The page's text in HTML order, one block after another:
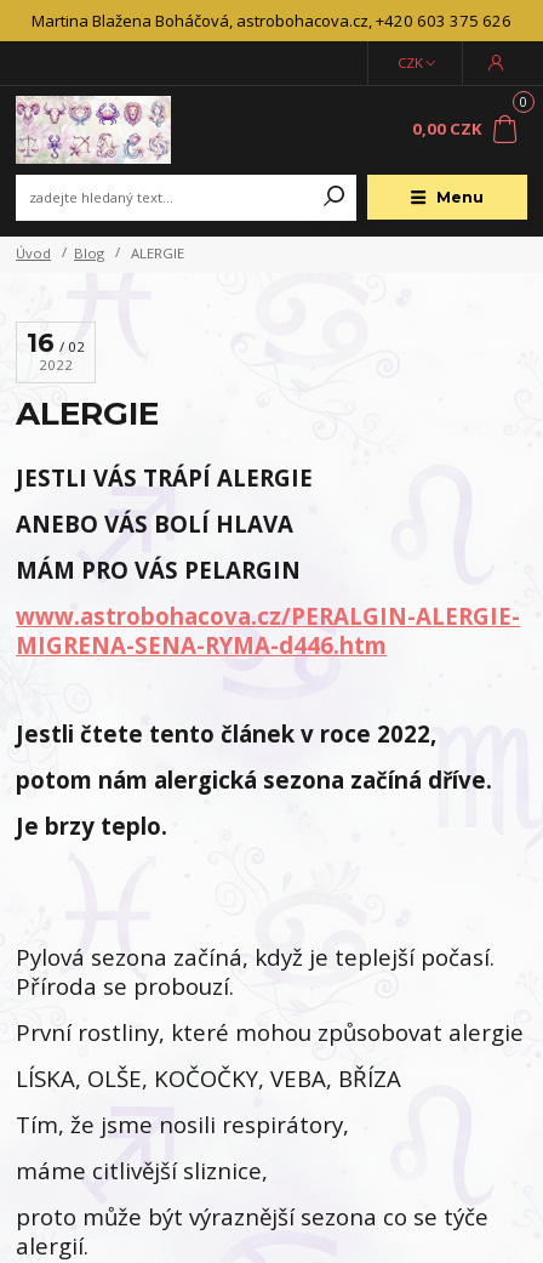
Martina Blažena Boháčová, astrobohacova.cz, +420 603 375 626
Menu
CZK
0
0,00 CZK
Úvod Blog ALERGIE
16
02
2022
ALERGIE
JESTLI VÁS TRÁPÍ ALERGIE
ANEBO VÁS BOLÍ HLAVA
MÁM PRO VÁS PELARGIN
www.astrobohacova.cz/PERALGIN-ALERGIE-
MIGRENA-SENA-RYMA-d446.htm
Jestli čtete tento článek v roce 2022,
potom nám alergická sezona začíná dříve.
Je brzy teplo.
Pylová sezona začíná, když je teplejší počasí.
Příroda se probouzí.
První rostliny, které mohou způsobovat alergie
LÍSKA, OLŠE, KOČOČKY, VEBA, BŘÍZA
Tím, že jsme nosili respirátory,
máme citlivější sliznice,
proto může být výraznější sezona co se týče
alergií.